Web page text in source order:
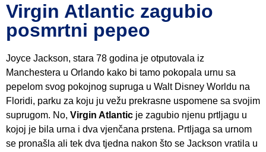
Virgin Atlantic zagubio
posmrtni pepeo
Joyce Jackson, stara 78 godina je otputovala iz
Manchestera u Orlando kako bi tamo pokopala urnu sa
pepelom svog pokojnog supruga u Walt Disney Worldu na
Floridi, parku za koju ju vežu prekrasne uspomene sa svojim
suprugom. No, Virgin Atlantic je zagubio njenu prtljagu u
kojoj je bila urna i dva vjenčana prstena. Prtljaga sa urnom
se pronašla ali tek dva tjedna nakon što se Jackson vratila u